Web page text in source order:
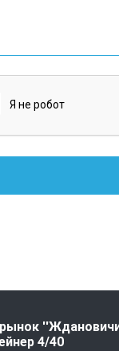
4/40